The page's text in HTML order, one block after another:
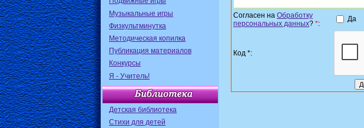
Музыкальные игры
Физкультминутка
Методическая копилка
Публикация материалов
Конкурсы
Я - Учитель!
Детская библиотека
Стихи для детей
Согласен на Обработку
персональных данных? *:
Да
Код *: